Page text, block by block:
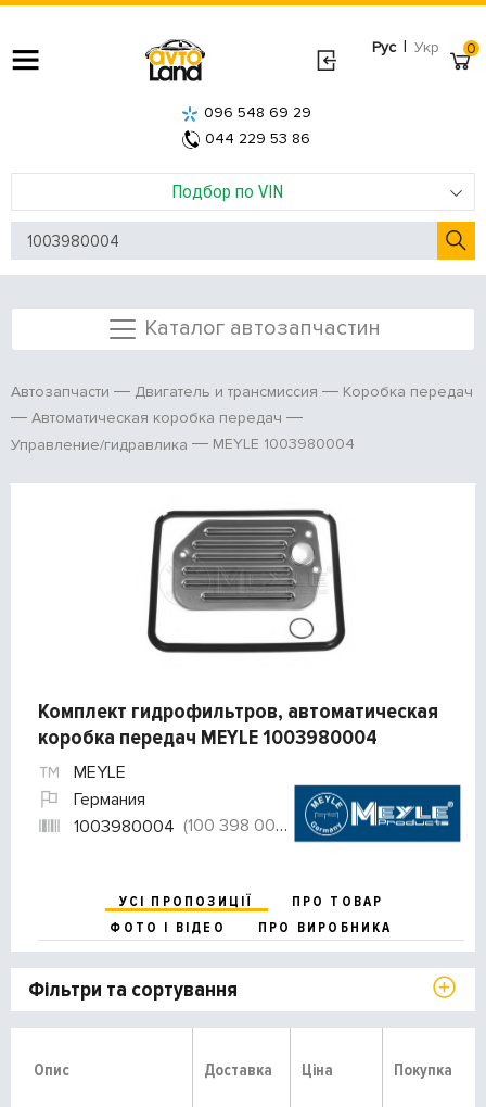
Рус | Укр
Подбор по VIN
096 548 69 29
044 229 53 86
0
Каталог автозапчастин
Автозапчасти Двигатель и трансмиссия
Коробка передач
Автоматическая коробка передач
Управление/гидравлика
MEYLE 1003980004
Комплект гидрофильтров, автоматическая
коробка передач MEYLE 1003980004
MEYLE
Германия
1003980004 (100 398 0004)
УСІ ПРОПОЗИЦІЇ
ПРО ТОВАР
ФОТО І ВІДЕО
ПРО ВИРОБНИКА
Фільтри та сортування
Опис Доставка Ціна Покупка